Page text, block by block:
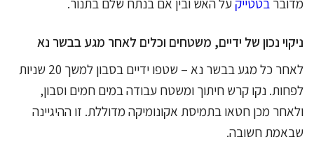
מדובר בטטייק על האש ובין אם בנתח שלם בתנור.
ניקוי נכון של ידיים, משטחים וכלים לאחר מגע בבשר נא
לאחר כל מגע בבשר נא – שטפו ידיים בסבון למשך 20 שניות
לפחות. נקו קרש חיתוך ומשטח עבודה במים חמים וסבון,
ולאחר מכן חטאו בתמיסת אקונומיקה מדוללת. זו ההיגיינה
שבאמת חשובה.